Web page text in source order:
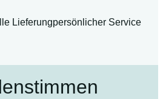
Lieferungpersönlicher Service